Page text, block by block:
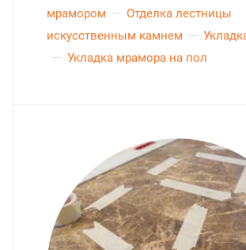
мрамором
Отделка лестницы
искусственным камнем
Укладка мрамора на пол